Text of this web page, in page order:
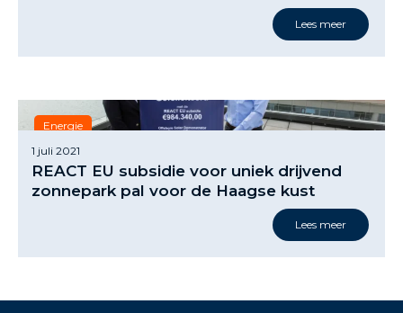
Lees meer
Energie
1 juli 2021
REACT EU subsidie voor uniek drijvend
zonnepark pal voor de Haagse kust
Lees meer